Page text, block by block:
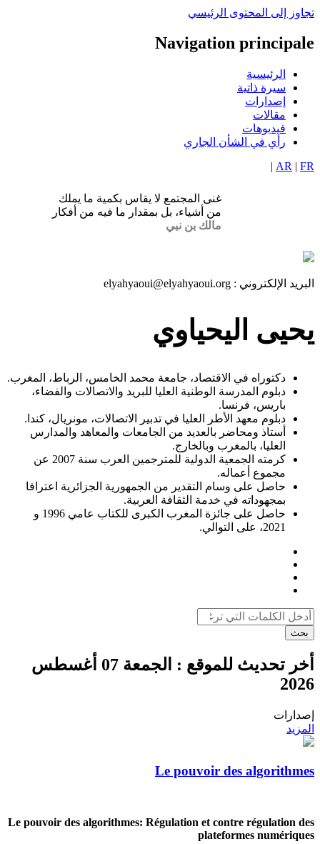
تجاوز إلى المحتوى الرئيسي
Navigation principale
الرئيسية
سيرة ذاتية
إصدارات
مقالات
فيديوهات
رأي في الشأن الجاري
AR | FR
|
غنى المجتمع لا يقاس بكمية ما يملك
من أشياء، بل بمقدار ما فيه من أفكار
مالك بن نبي
البريد الإلكتروني : elyahyaoui@elyahyaoui.org
يحيى اليحياوي
دكتوراه في الاقتصاد، جامعة محمد الخامس، الرباط، المغرب.
دبلوم المدرسة الوطنية العليا للبريد والاتصالات والفضاء،
باريس، فرنسا.
دبلوم معهد الأطر العليا في تدبير الاتصالات، مونريال، كندا.
أستاذ ومحاضر بالعديد من الجامعات والمعاهد والمدارس
العليا، بالمغرب وبالخارج.
كرمته الجمعية الدولية للمترجمين العرب سنة 2007 عن
مجموع أعماله.
حاصل على وسام التقدير من الجمهورية الجزائرية اعترافا
بمجهوداته في خدمة الثقافة العربية.
حاصل على جائزة المغرب الكبرى للكتاب عامي 1996 و
2021، على التوالي.
بحث
أخر تحديث للموقع :
الجمعة 07 أغسطس
2026
إصدارات
المزيد
Le pouvoir des algorithmes
Le pouvoir des algorithmes: Régulation et contre régulation des
plateformes numériques